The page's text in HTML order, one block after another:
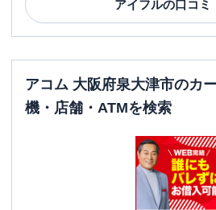
アイフルの口コミ
アコム 大阪府泉大津市のカ
機・店舗・ATMを検索